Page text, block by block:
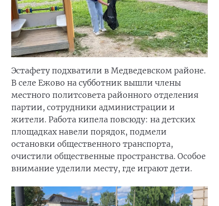
Эстафету подхватили в Медведевском районе.
В селе Ежово на субботник вышли члены
местного политсовета районного отделения
партии, сотрудники администрации и
жители. Работа кипела повсюду: на детских
площадках навели порядок, подмели
остановки общественного транспорта,
очистили общественные пространства. Особое
внимание уделили месту, где играют дети.